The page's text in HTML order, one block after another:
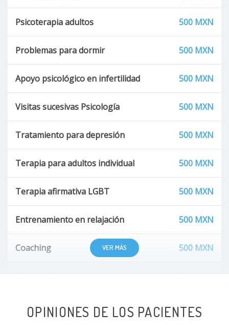
Psicoterapia adultos 500 MXN
Problemas para dormir 500 MXN
Apoyo psicológico en infertilidad 500 MXN
Visitas sucesivas Psicología 500 MXN
Tratamiento para depresión 500 MXN
Terapia para adultos individual 500 MXN
Terapia afirmativa LGBT 500 MXN
Entrenamiento en relajación 500 MXN
Coaching 500 MXN
Contención emocional 500 MXN
VER MÁS
OPINIONES DE LOS PACIENTES